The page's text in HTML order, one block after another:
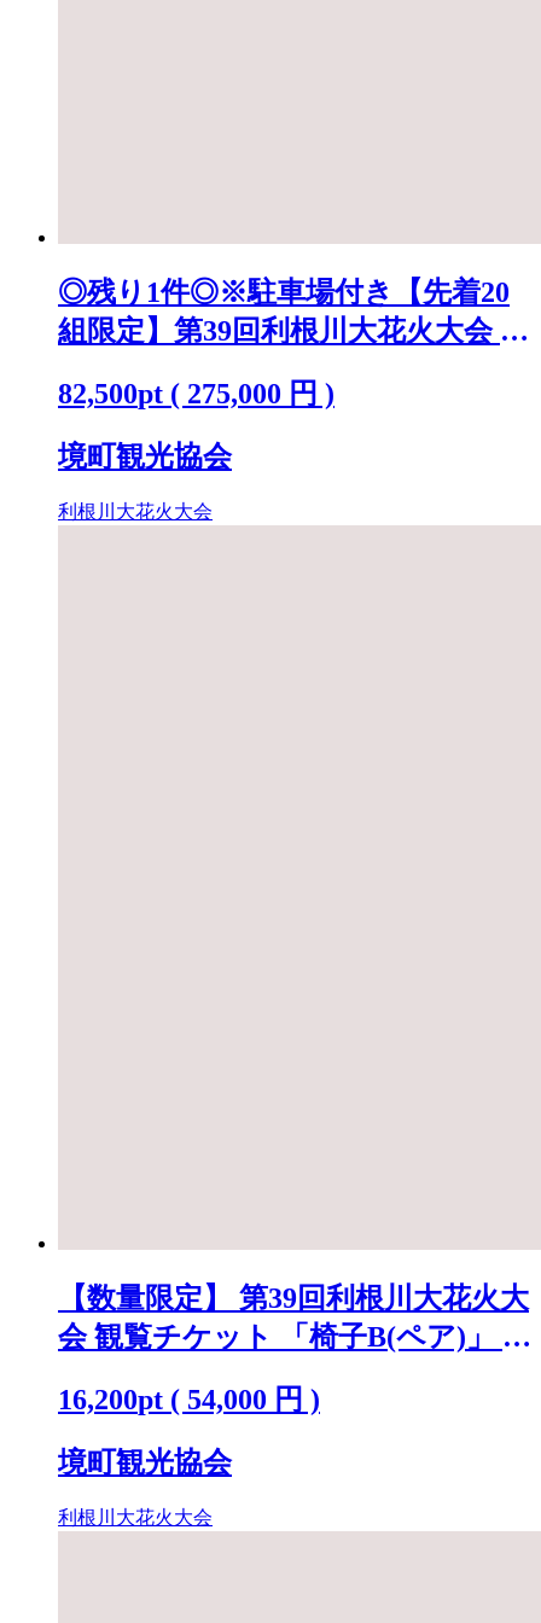
◎残り1件◎※駐車場付き【先着20
組限定】第39回利根川大花火大会 観
(ペア)] K2442
82,500pt ( 275,000 円 )
境町観光協会
利根川大花火大会
【数量限定】 第39回利根川大花火大
会 観覧チケット 「椅子B(ペア)」 ※
16,200pt ( 54,000 円 )
境町観光協会
利根川大花火大会